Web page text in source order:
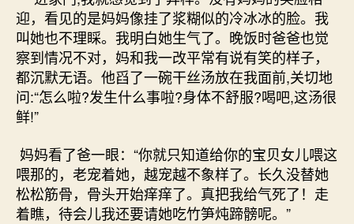
迎，看见的是妈妈像挂了浆糊似的冷冰冰的脸。我
叫她也不理睬。我明白她生气了。晚饭时爸爸也觉
察到情况不对，妈和我一改平常有说有笑的样子，
都沉默无语。他舀了一碗干丝汤放在我面前,关切地
问:“怎么啦?发生什么事啦?身体不舒服?喝吧,这汤很
鲜!”
妈妈看了爸一眼：“你就只知道给你的宝贝女儿喂这
喂那的，老宠着她，越宠越不象样了。长久没替她
松松筋骨，骨头开始痒痒了。真把我给气死了！走
着瞧，待会儿我还要请她吃竹笋炖蹄髈呢。”